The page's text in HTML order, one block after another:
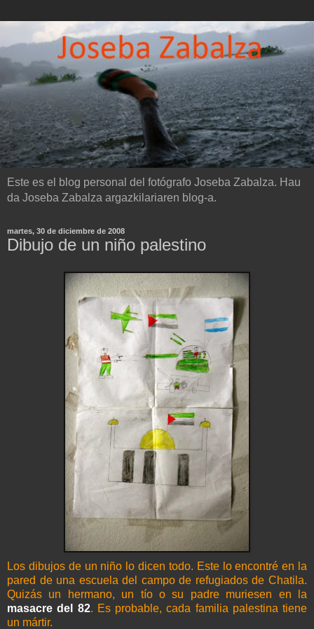
Este es el blog personal del fotógrafo Joseba Zabalza. Hau
da Joseba Zabalza argazkilariaren blog-a.
martes, 30 de diciembre de 2008
Dibujo de un niño palestino
Los dibujos de un niño lo dicen todo. Este lo encontré en la
pared de una escuela del campo de refugiados de Chatila.
Quizás un hermano, un tíoo su padre muriesen en la
masacre del 82. Es probable, cada familia palestina tiene
un mártir.